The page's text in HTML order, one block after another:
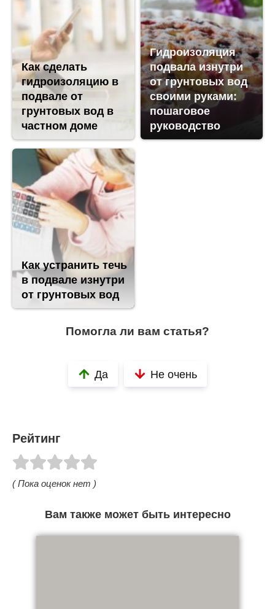
Как сделать
гидроизоляцию в
подвале от
грунтовых вод в
частном доме
Гидроизоляция
подвала изнутри
от грунтовых вод
своими руками:
пошаговое
руководство
Как устранить течь
в подвале изнутри
от грунтовых вод
Помогла ли вам статья?
Да Не очень
Рейтинг
( Пока оценок нет )
Вам также может быть интересно